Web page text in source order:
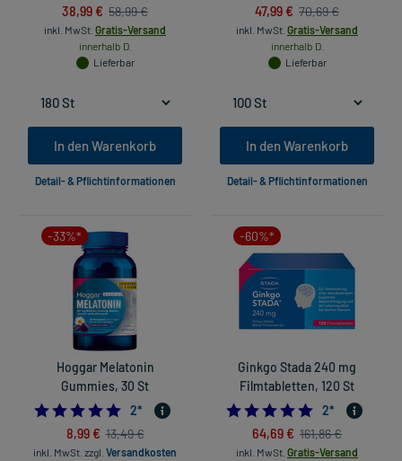
38,99 € 58,99 €
inkl. MwSt. Gratis-Versand
innerhalb D.
Lieferbar
In den Warenkorb
Detail- & Pflichtinformationen
47,99 € 70,69 €
inkl. MwSt. Gratis-Versand
innerhalb D.
Lieferbar
In den Warenkorb
Detail- & Pflichtinformationen
-33%*
Hoggar Melatonin
Gummies, 30 St
5.0
2*
8,99 € 13,49 €
inkl. MwSt. zzgl. Versandkosten
-60%*
Ginkgo Stada 240 mg
Filmtabletten, 120 St
5.0
2*
64,69 € 161,86 €
inkl. MwSt. Gratis-Versand